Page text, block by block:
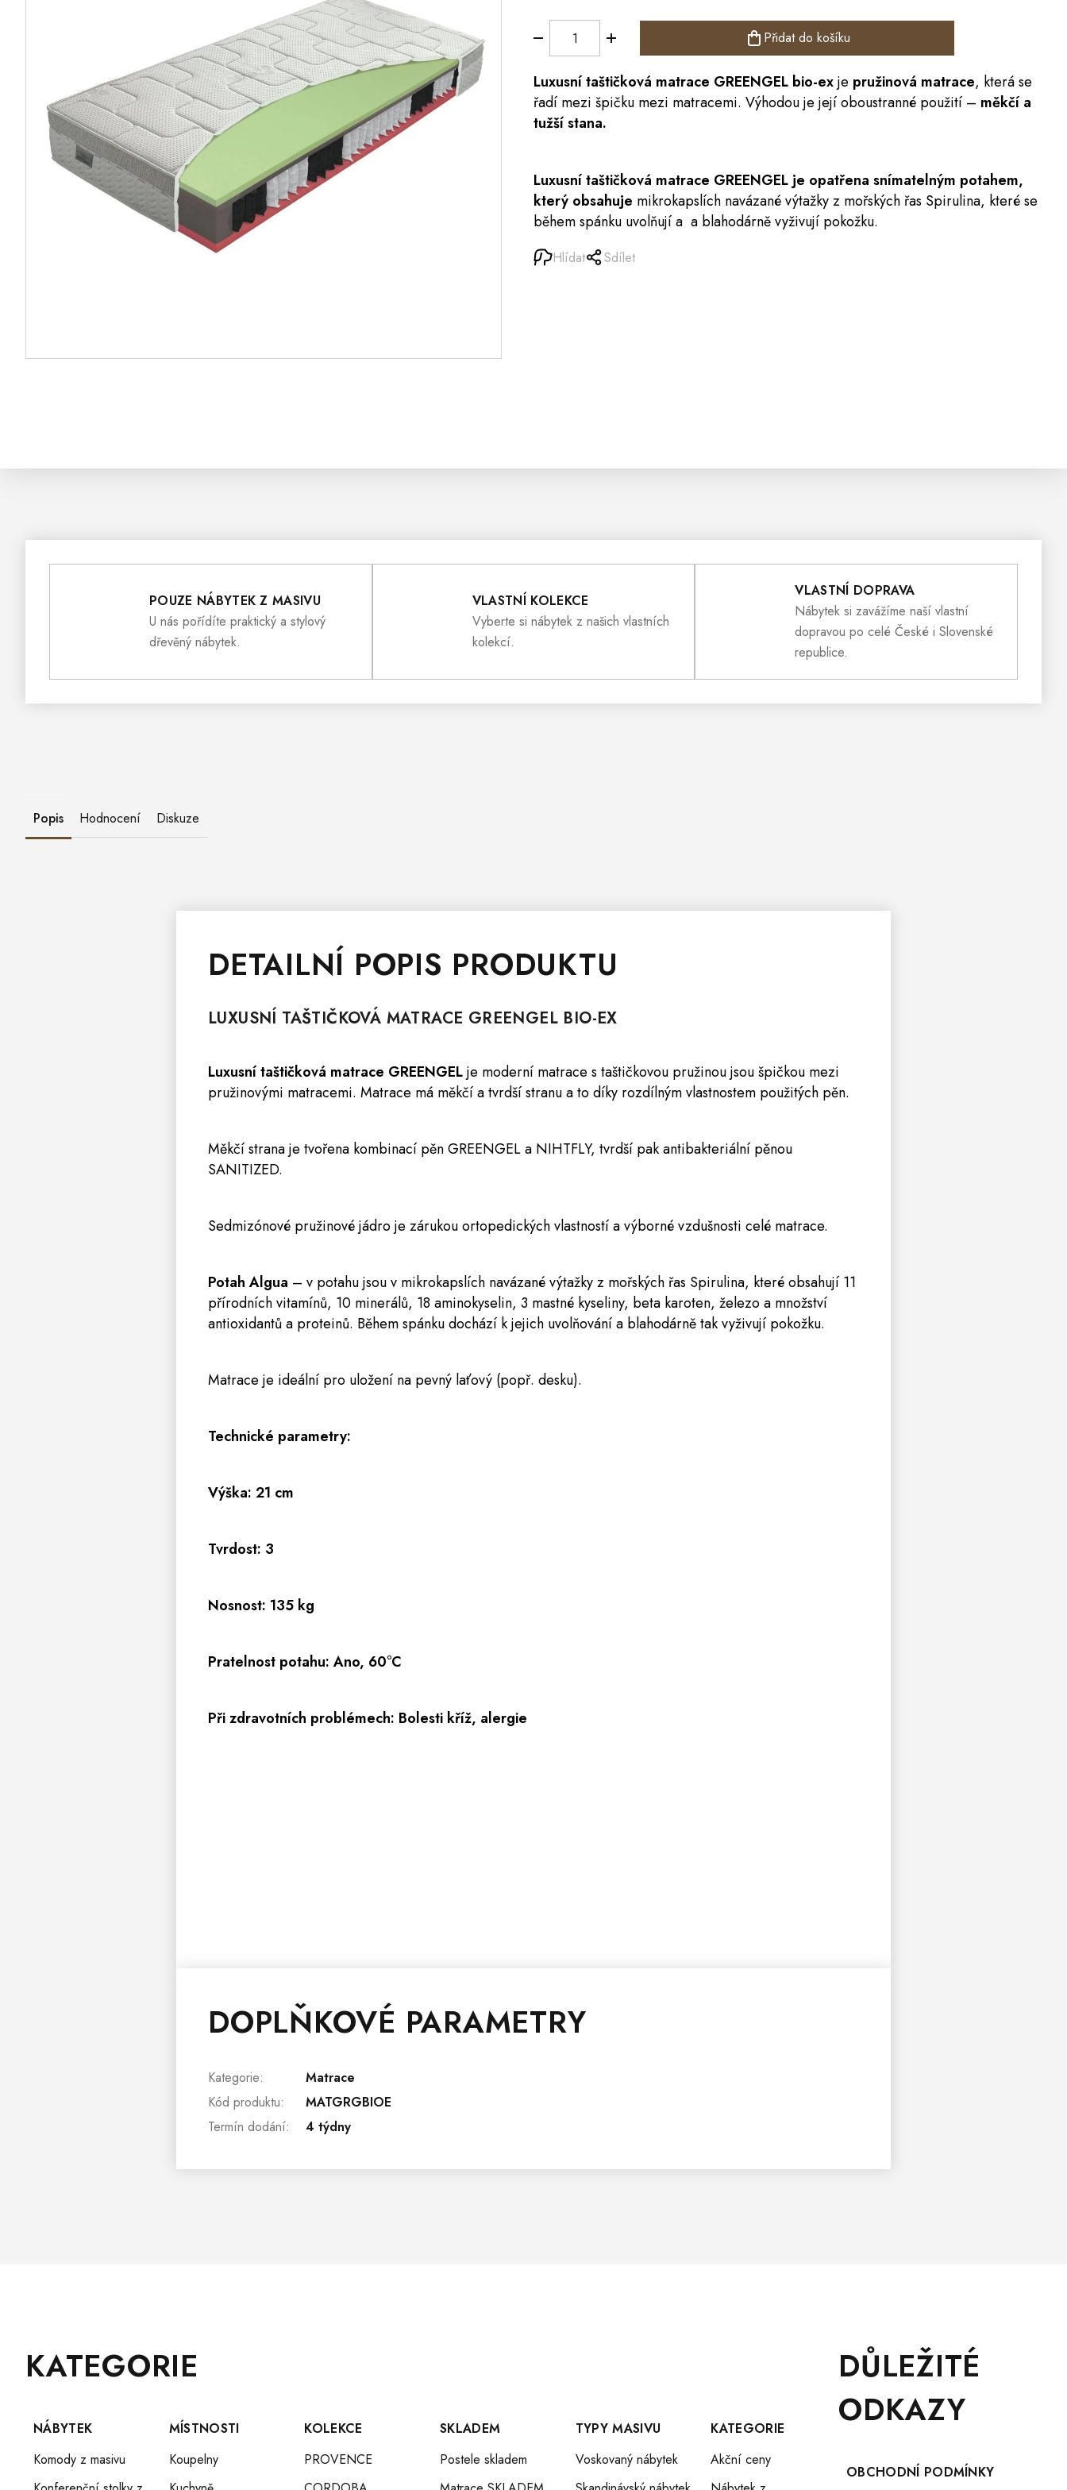
Přidat do košíku
Luxusní taštičková matrace GREENGEL bio-exje pružinová matrace, která se
řadí mezi špičku mezi matracemi. Výhodou je její oboustranné použití – měkčí a
tužší stana.
Luxusní taštičková matrace GREENGEL je opatřena snímatelným potahem,
který obsahuje mikrokapslích navázané výtažky z mořských řas Spirulina, které se
během spánku uvolňují a a blahodárně vyživují pokožku.
Hlídat Sdílet
POUZE NÁBYTEK Z MASIVU
U nás pořídíte praktický a stylový
dřevěný nábytek.
VLASTNÍ KOLEKCE
Vyberte si nábytek z našich vlastních
kolekcí.
VLASTNÍ DOPRAVA
Nábytek si zavážíme naší vlastní
dopravou po celé České i Slovenské
republice.
Popis Hodnocení Diskuze
DETAILNÍ POPIS PRODUKTU
LUXUSNÍ TAŠTIČKOVÁ MATRACE GREENGEL BIO-EX
Luxusní taštičková matrace GREENGELje moderní matrace s taštičkovou pružinou jsou špičkou mezi
pružinovými matracemi. Matrace má měkčí a tvrdší stranu a to díky rozdílným vlastnostem použitých pěn.
Měkčí strana je tvořena kombinací pěn GREENGEL a NIHTFLY, tvrdší pak antibakteriální pěnou
SANITIZED.
Sedmizónové pružinové jádro je zárukou ortopedických vlastností a výborné vzdušnosti celé matrace.
Potah Algua – v potahu jsou v mikrokapslích navázané výtažky z mořských řas Spirulina, které obsahují 11
přírodních vitamínů, 10 minerálů, 18 aminokyselin, 3 mastné kyseliny, beta karoten, železo a množství
antioxidantů a proteinů. Během spánku dochází k jejich uvolňování a blahodárně tak vyživují pokožku.
Matrace je ideální pro uložení na pevný laťový (popř. desku).
Technické parametry:
Výška: 21 cm
Tvrdost: 3
Nosnost: 135 kg
Pratelnost potahu: Ano, 60°C
Při zdravotních problémech: Bolesti kříž, alergie
DOPLŇKOVÉ PARAMETRY
Kategorie:
Matrace
Kód produktu:
MATGRGBIOE
Termín dodání: 4 týdny
Přeskočit
kategorie
KATEGORIE
NÁBYTEK
Komody z masivu
MÍSTNOSTI
Koupelny
KOLEKCE
PROVENCE
SKLADEM
Postele skladem
TYPY MASIVU
Voskovaný nábytek
KATEGORIE
Akční ceny
DŮLEŽITÉ
ODKAZY
OBCHODNÍ PODMÍNKY